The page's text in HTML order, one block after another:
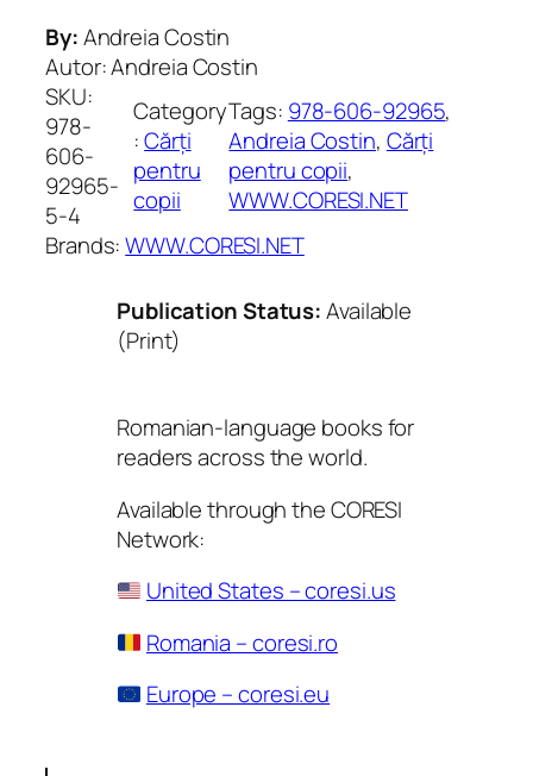
By:Andreia Costin
Autor: Andreia Costin
SKU:
978-
606-
92965-
5-4
Category
:Cărți
pentru
copii
Tags: 978-606-92965
Andreia Costin, Cărți
pentru copii
WWW.CORESI.NET
Brands:WWW.CORESI.NET
Publication Status:Available
(Print)
Romanian-language books for
readers across the world.
Available through the CORESI
Network:
United States – coresi.us
Romania – coresi.ro
Europe – coresi.eu